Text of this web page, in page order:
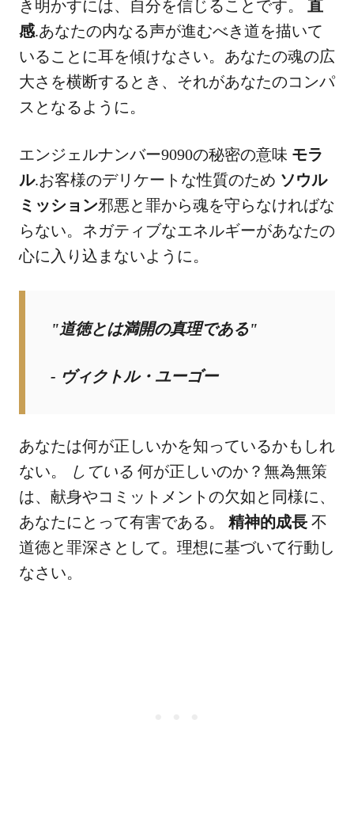
き明かすには、自分を信じることです。 直
感.あなたの内なる声が進むべき道を描いて
いることに耳を傾けなさい。あなたの魂の広
大さを横断するとき、それがあなたのコンパ
スとなるように。
エンジェルナンバー9090の秘密の意味 モラ
ル.お客様のデリケートな性質のため ソウル
ミッション邪悪と罪から魂を守らなければな
らない。ネガティブなエネルギーがあなたの
心に入り込まないように。
"道徳とは満開の真理である"
- ヴィクトル・ユーゴー
あなたは何が正しいかを知っているかもしれ
ない。
している 何が正しいのか？無為無策
は、献身やコミットメントの欠如と同様に、
あなたにとって有害である。 精神的成長 不
道徳と罪深さとして。理想に基づいて行動し
なさい。